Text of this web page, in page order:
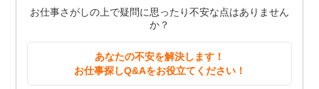
お仕事さがしの上で疑問に思ったり不安な点はありません
か？
あなたの不安を解決します！
お仕事探しQ&Aをお役立てください！